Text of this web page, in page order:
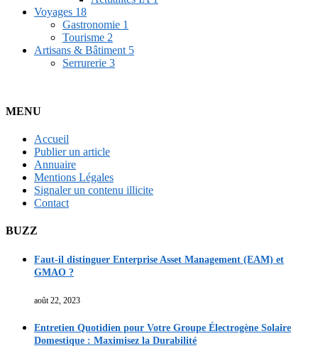
Voyages 18
Gastronomie 1
Tourisme 2
Artisans & Bâtiment 5
Serrurerie 3
MENU
Accueil
Publier un article
Annuaire
Mentions Légales
Signaler un contenu illicite
Contact
BUZZ
Faut-il distinguer Enterprise Asset Management (EAM) et
GMAO ?
août 22, 2023
Entretien Quotidien pour Votre Groupe Électrogène Solaire
Domestique : Maximisez la Durabilité